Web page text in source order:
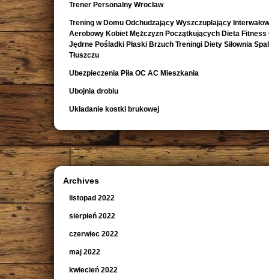
Trener Personalny Wrocław
Trening w Domu Odchudzający Wyszczuplający
Aerobowy Kobiet Mężczyzn Początkujących Dieta Fitness
Jędrne Pośladki Płaski Brzuch Treningi Diety Siłownia
Tłuszczu
Ubezpieczenia Piła OC AC Mieszkania
Ubojnia drobiu
Układanie kostki brukowej
Archives
listopad 2022
sierpień 2022
czerwiec 2022
maj 2022
kwiecień 2022